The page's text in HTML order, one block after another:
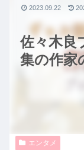
佐々木良
集の作家
2023.09.22
エンタメ